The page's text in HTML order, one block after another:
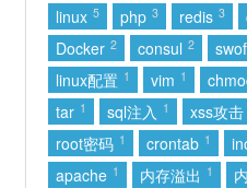
linux 5 php 3 redis 3
Docker 2 consul 2
linux配置 1 vim 1
tar 1 sql注入 1 xss攻击
root密码 1 crontab 1
apache 1 内存溢出 1